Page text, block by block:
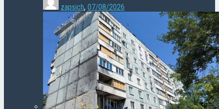
zapsich, 07/08/2026